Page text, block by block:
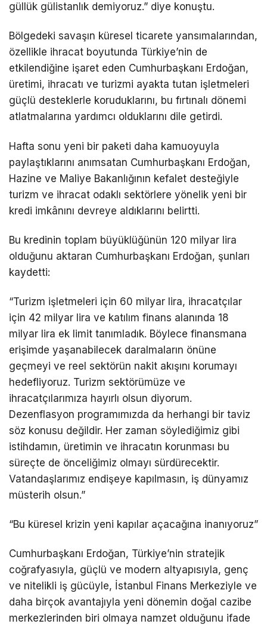
güllük gülistanlık demiyoruz.” diye konuştu.
Bölgedeki savaşın küresel ticarete yansımalarından,
özellikle ihracat boyutunda Türkiye’nin de
etkilendiğine işaret eden Cumhurbaşkanı Erdoğan,
üretimi, ihracatı ve turizmi ayakta tutan işletmeleri
güçlü desteklerle koruduklarını, bu fırtınalı dönemi
atlatmalarına yardımcı olduklarını dile getirdi.
Hafta sonu yeni bir paketi daha kamuoyuyla
paylaştıklarını anımsatan Cumhurbaşkanı Erdoğan,
Hazine ve Maliye Bakanlığının kefalet desteğiyle
turizm ve ihracat odaklı sektörlere yönelik yeni bir
kredi imkânını devreye aldıklarını belirtti.
Bu kredinin toplam büyüklüğünün 120 milyar lira
olduğunu aktaran Cumhurbaşkanı Erdoğan, şunları
kaydetti:
“Turizm işletmeleri için 60 milyar lira, ihracatçılar
için 42 milyar lira ve katılım finans alanında 18
milyar lira ek limit tanımladık. Böylece finansmana
erişimde yaşanabilecek daralmaların önüne
geçmeyi ve reel sektörün nakit akışını korumayı
hedefliyoruz. Turizm sektörümüze ve
ihracatçılarımıza hayırlı olsun diyorum.
Dezenflasyon programımızda da herhangi bir taviz
söz konusu değildir. Her zaman söylediğimiz gibi
istihdamın, üretimin ve ihracatın korunması bu
süreçte de önceliğimiz olmayı sürdürecektir.
Vatandaşlarımız endişeye kapılmasın, iş dünyamız
müsterih olsun.”
“Bu küresel krizin yeni kapılar açacağına inanıyoruz”
Cumhurbaşkanı Erdoğan, Türkiye’nin stratejik
coğrafyasıyla, güçlü ve modern altyapısıyla, genç
ve nitelikli iş gücüyle, İstanbul Finans Merkeziyle ve
daha birçok avantajıyla yeni dönemin doğal cazibe
merkezlerinden biri olmaya namzet olduğunu ifade